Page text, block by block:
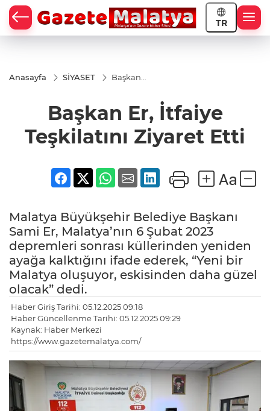
TR
Anasayfa SİYASET
Başkan
Ziyaret
Etti
Başkan Er, İtfaiye
Teşkilatını Ziyaret Etti
Malatya Büyükşehir Belediye Başkanı
Sami Er, Malatya’nın 6 Şubat 2023
depremleri sonrası küllerinden yeniden
ayağa kalktığını ifade ederek, “Yeni bir
Malatya oluşuyor, eskisinden daha güzel
olacak” dedi.
Haber Giriş Tarihi: 05.12.2025 09:18
Haber Güncellenme Tarihi: 05.12.2025 09:29
Kaynak: Haber Merkezi
https://www.gazetemalatya.com/